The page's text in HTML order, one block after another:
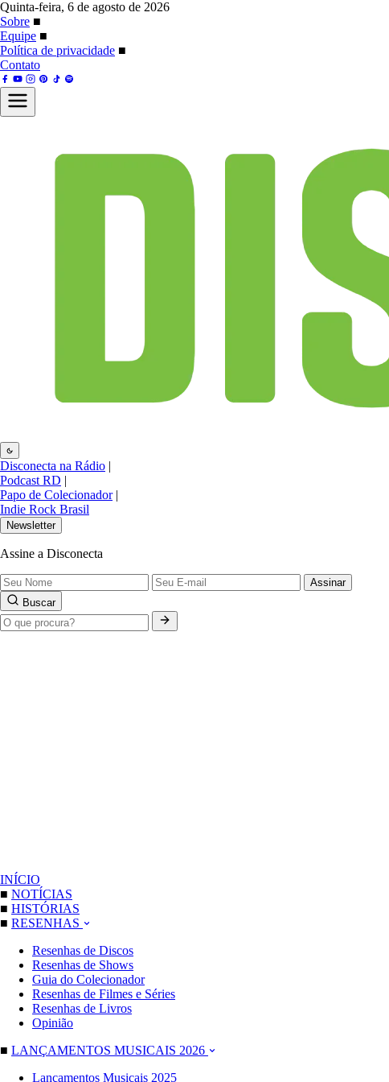
Quinta-feira, 6 de agosto de 2026
Sobre ■
Equipe ■
Política de privacidade ■
Contato
Disconecta na Rádio |
Podcast RD |
Papo de Colecionador |
Indie Rock Brasil
Newsletter
Assine a Disconecta
Assinar
Buscar
INÍCIO
■ NOTÍCIAS
■ HISTÓRIAS
■ RESENHAS
Resenhas de Discos
Resenhas de Shows
Guia do Colecionador
Resenhas de Filmes e Séries
Resenhas de Livros
Opinião
■ LANÇAMENTOS MUSICAIS 2026
Lançamentos Musicais 2025